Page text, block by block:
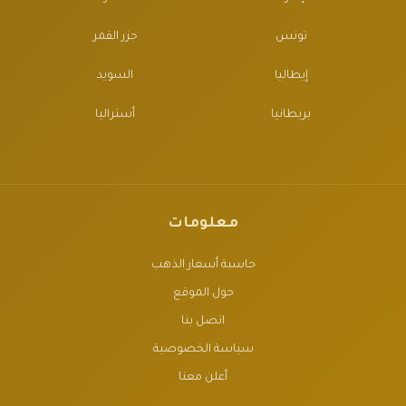
تونس جزر القمر
إيطاليا السويد
بريطانيا أستراليا
معلومات
حاسبة أسعار الذهب
حول الموقع
اتصل بنا
سياسة الخصوصية
أعلن معنا